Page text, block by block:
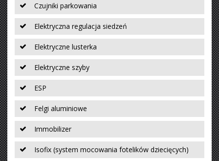
Czujniki parkowania
Elektryczna regulacja siedzeń
Elektryczne lusterka
Elektryczne szyby
ESP
Felgi aluminiowe
Immobilizer
Isofix (system mocowania fotelików dziecięcych)